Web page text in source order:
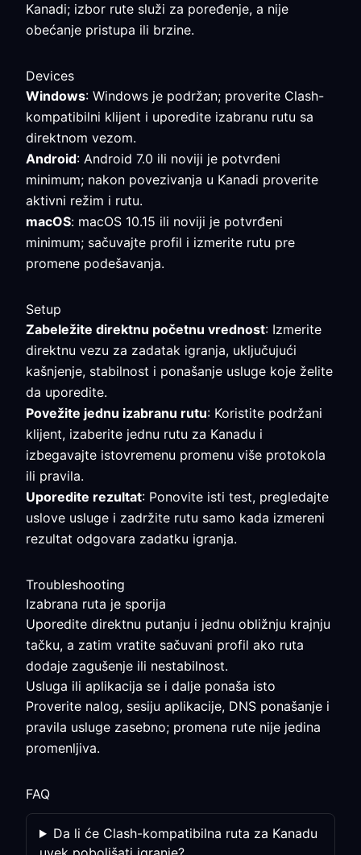
Kanadi; izbor rute služi za poređenje, a nije
obećanje pristupa ili brzine.
Devices
Windows: Windows je podržan; proverite Clash-
kompatibilni klijent i uporedite izabranu rutu sa
direktnom vezom.
Android: Android 7.0 ili noviji je potvrđeni
minimum; nakon povezivanja u Kanadi proverite
aktivni režim i rutu.
macOS: macOS 10.15 ili noviji je potvrđeni
minimum; sačuvajte profil i izmerite rutu pre
promene podešavanja.
Setup
Zabeležite direktnu početnu vrednost: Izmerite
direktnu vezu za zadatak igranja, uključujući
kašnjenje, stabilnost i ponašanje usluge koje želite
da uporedite.
Povežite jednu izabranu rutu: Koristite podržani
klijent, izaberite jednu rutu za Kanadu i
izbegavajte istovremenu promenu više protokola
ili pravila.
Uporedite rezultat: Ponovite isti test, pregledajte
uslove usluge i zadržite rutu samo kada izmereni
rezultat odgovara zadatku igranja.
Troubleshooting
Izabrana ruta je sporija
Uporedite direktnu putanju i jednu obližnju krajnju
tačku, a zatim vratite sačuvani profil ako ruta
dodaje zagušenje ili nestabilnost.
Usluga ili aplikacija se i dalje ponaša isto
Proverite nalog, sesiju aplikacije, DNS ponašanje i
pravila usluge zasebno; promena rute nije jedina
promenljiva.
FAQ
Da li će Clash-kompatibilna ruta za Kanadu